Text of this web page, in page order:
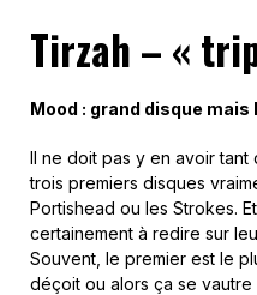
Tirzah – «
Mood : grand disque mais
Il ne doit pas y en avoir tant
trois premiers disques
Portishead ou les Strokes.
certainement à redire sur
Souvent, le premier est le
déçoit ou alors ça se